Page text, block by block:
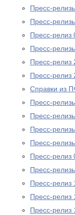
Пресс-
Пресс-
Пресс-релиз
Пресс-
Пресс-релиз
Пресс-релиз
Справки из
Пресс-
Пресс-
Пресс-
Пресс-
Пресс-релиз
Пресс-
Пресс-релиз
Пресс-релиз
Пресс-релиз